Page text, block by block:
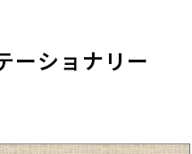
ーショナリー